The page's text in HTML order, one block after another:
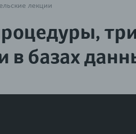
лекции
в базах